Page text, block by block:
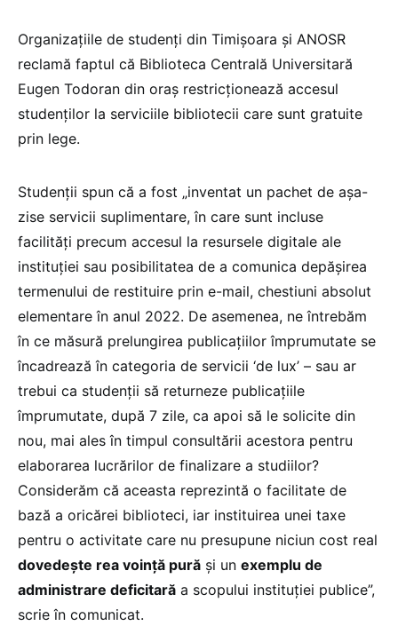
Organizațiile de studenți din Timișoara și ANOSR
reclamă faptul că Biblioteca Centrală Universitară
Eugen Todoran din oraș restricționează accesul
studenților la serviciile bibliotecii care sunt gratuite
prin lege.
Studenții spun că a fost „inventat un pachet de așa-
zise servicii suplimentare, în care sunt incluse
facilități precum accesul la resursele digitale ale
instituției sau posibilitatea de a comunica depășirea
termenului de restituire prin e-mail, chestiuni absolut
elementare în anul 2022. De asemenea, ne întrebăm
în ce măsură prelungirea publicațiilor împrumutate se
încadrează în categoria de servicii ‘de lux’ – sau ar
trebui ca studenții să returneze publicațiile
împrumutate, după 7 zile, ca apoi să le solicite din
nou, mai ales în timpul consultării acestora pentru
elaborarea lucrărilor de finalizare a studiilor?
Considerăm că aceasta reprezintă o facilitate de
bază a oricărei biblioteci, iar instituirea unei taxe
pentru o activitate care nu presupune niciun cost real
dovedește rea voință pură și un exemplu de
administrare deficitară a scopului instituției publice”,
scrie în comunicat.